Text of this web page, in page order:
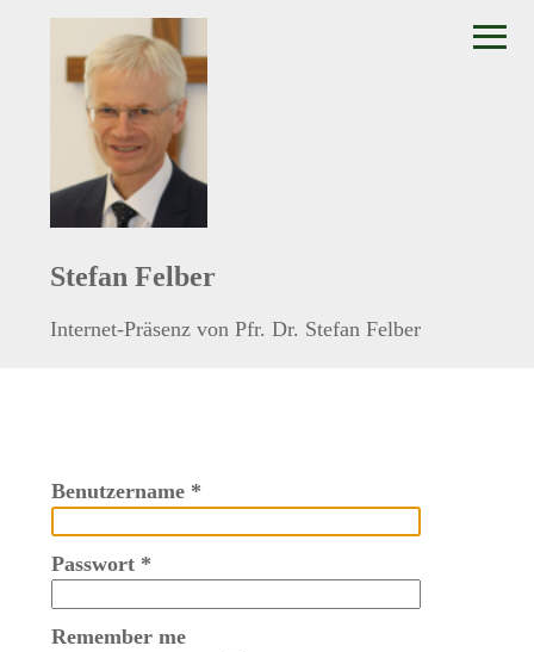
Stefan Felber
Internet-Präsenz von Pfr. Dr. Stefan Felber
Benutzername*
Passwort*
Remember me
≡